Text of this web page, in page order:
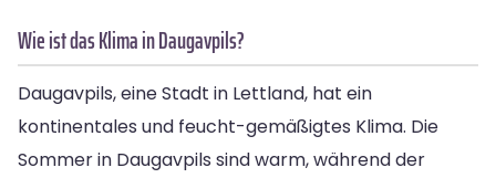
Wie ist das Klima in Daugavpils?
Daugavpils, eine Stadt in Lettland, hat ein
kontinentales und feucht-gemäßigtes Klima. Die
Sommer in Daugavpils sind warm, während der